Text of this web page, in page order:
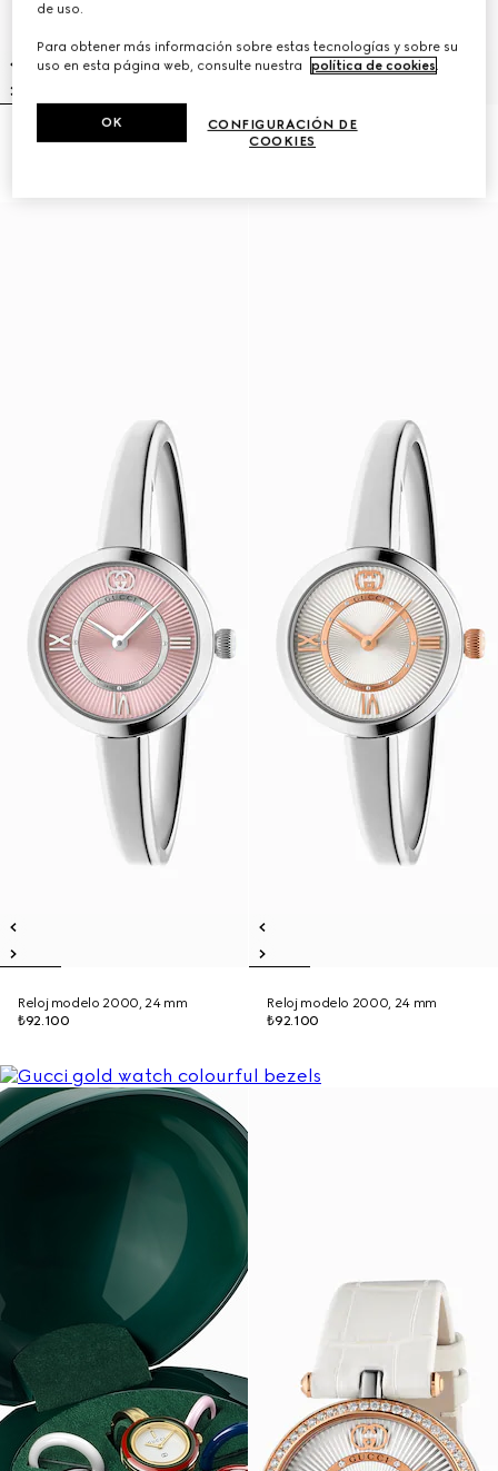
Reloj Gucci Horsebit, 27x23mm
Reloj modelo 2000, 24 mm
Reloj modelo 2000, 24 mm
₺92.100
Reloj modelo 2000, 24 mm
₺92.100
de uso.
Para obtener más información sobre estas tecnologías y sobre su
uso en esta página web, consulte nuestra
política de cookies.
CONFIGURACIÓN DE
COOKIES
OK